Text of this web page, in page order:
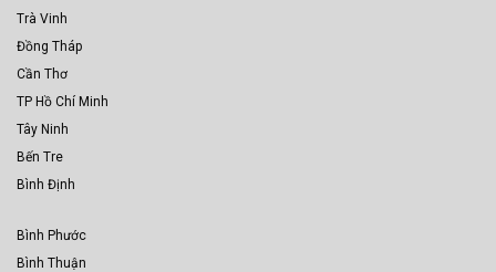
Trà Vinh
Đồng Tháp
Cần Thơ
TP Hồ Chí Minh
Tây Ninh
Bến Tre
Bình Định
Bình Phước
Bình Thuận